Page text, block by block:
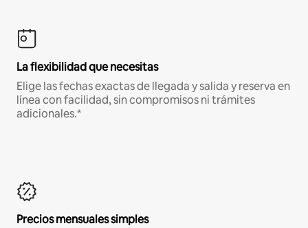
La flexibilidad que necesitas
Elige las fechas exactas de llegada y salida y reserva en
línea con facilidad, sin compromisos ni trámites
adicionales.*
Precios mensuales simples